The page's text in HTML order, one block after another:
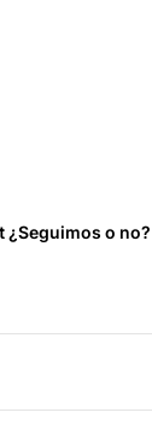
¿Seguimos o no?